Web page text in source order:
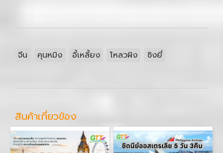
จีน คุนหมิง อี้เหลี้ยง โหลวผิง ซิงยี่
สินค้าเกี่ยวข้อง